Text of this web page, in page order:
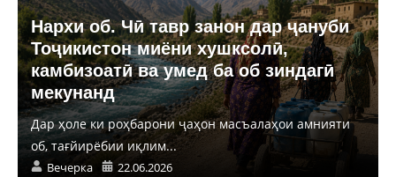
Нархи об. Чӣ тавр занон дар ҷануби
Тоҷикистон миёни хушксолӣ,
камбизоатӣ ва умед ба об зиндагӣ
мекунанд
Дар ҳоле ки роҳбарони ҷаҳон масъалаҳои амнияти
об, тағйирёбии иқлим...
Вечерка 22.06.2026